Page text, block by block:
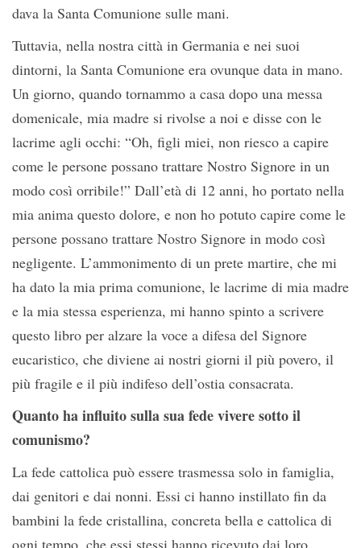
dava la Santa Comunione sulle mani.
Tuttavia, nella nostra città in Germania e nei suoi
dintorni, la Santa Comunione era ovunque data in mano.
Un giorno, quando tornammo a casa dopo una messa
domenicale, mia madre si rivolse a noi e disse con le
lacrime agli occhi: “Oh, figli miei, non riesco a capire
come le persone possano trattare Nostro Signore in un
modo così orribile!” Dall’età di 12 anni, ho portato nella
mia anima questo dolore, e non ho potuto capire come le
persone possano trattare Nostro Signore in modo così
negligente. L’ammonimento di un prete martire, che mi
ha dato la mia prima comunione, le lacrime di mia madre
e la mia stessa esperienza, mi hanno spinto a scrivere
questo libro per alzare la voce a difesa del Signore
eucaristico, che diviene ai nostri giorni il più povero, il
più fragile e il più indifeso dell’ostia consacrata.
Quanto ha influito sulla sua fede vivere sotto il
comunismo?
La fede cattolica può essere trasmessa solo in famiglia,
dai genitori e dai nonni. Essi ci hanno instillato fin da
bambini la fede cristallina, concreta bella e cattolica di
ogni tempo, che essi stessi hanno ricevuto dai loro